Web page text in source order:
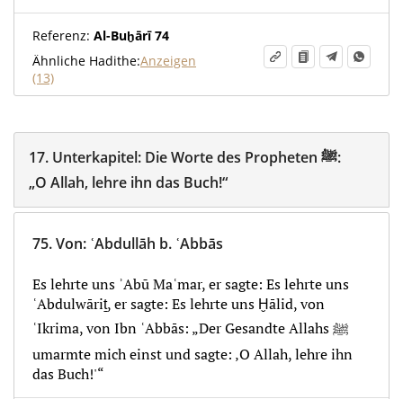
Referenz: Al-Buḫārī 74
Ähnliche Hadithe:Anzeigen
(13)
17. Unterkapitel: Die Worte des Propheten ‎ﷺ:
„O Allah, lehre ihn das Buch!“
75.Von: ʿAbdullāh b. ʿAbbās
Es lehrte uns ʾAbū Maʿmar, er sagte: Es lehrte uns
ʿAbdulwāriṯ, er sagte: Es lehrte uns Ḫālid, von
ʿIkrima, von Ibn ʿAbbās: „Der Gesandte Allahs ﷺ
umarmte mich einst und sagte: ‚O Allah, lehre ihn
das Buch!'“